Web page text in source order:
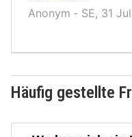
lecker.
Anonym ‐ SE, 31
Häufig gestellte